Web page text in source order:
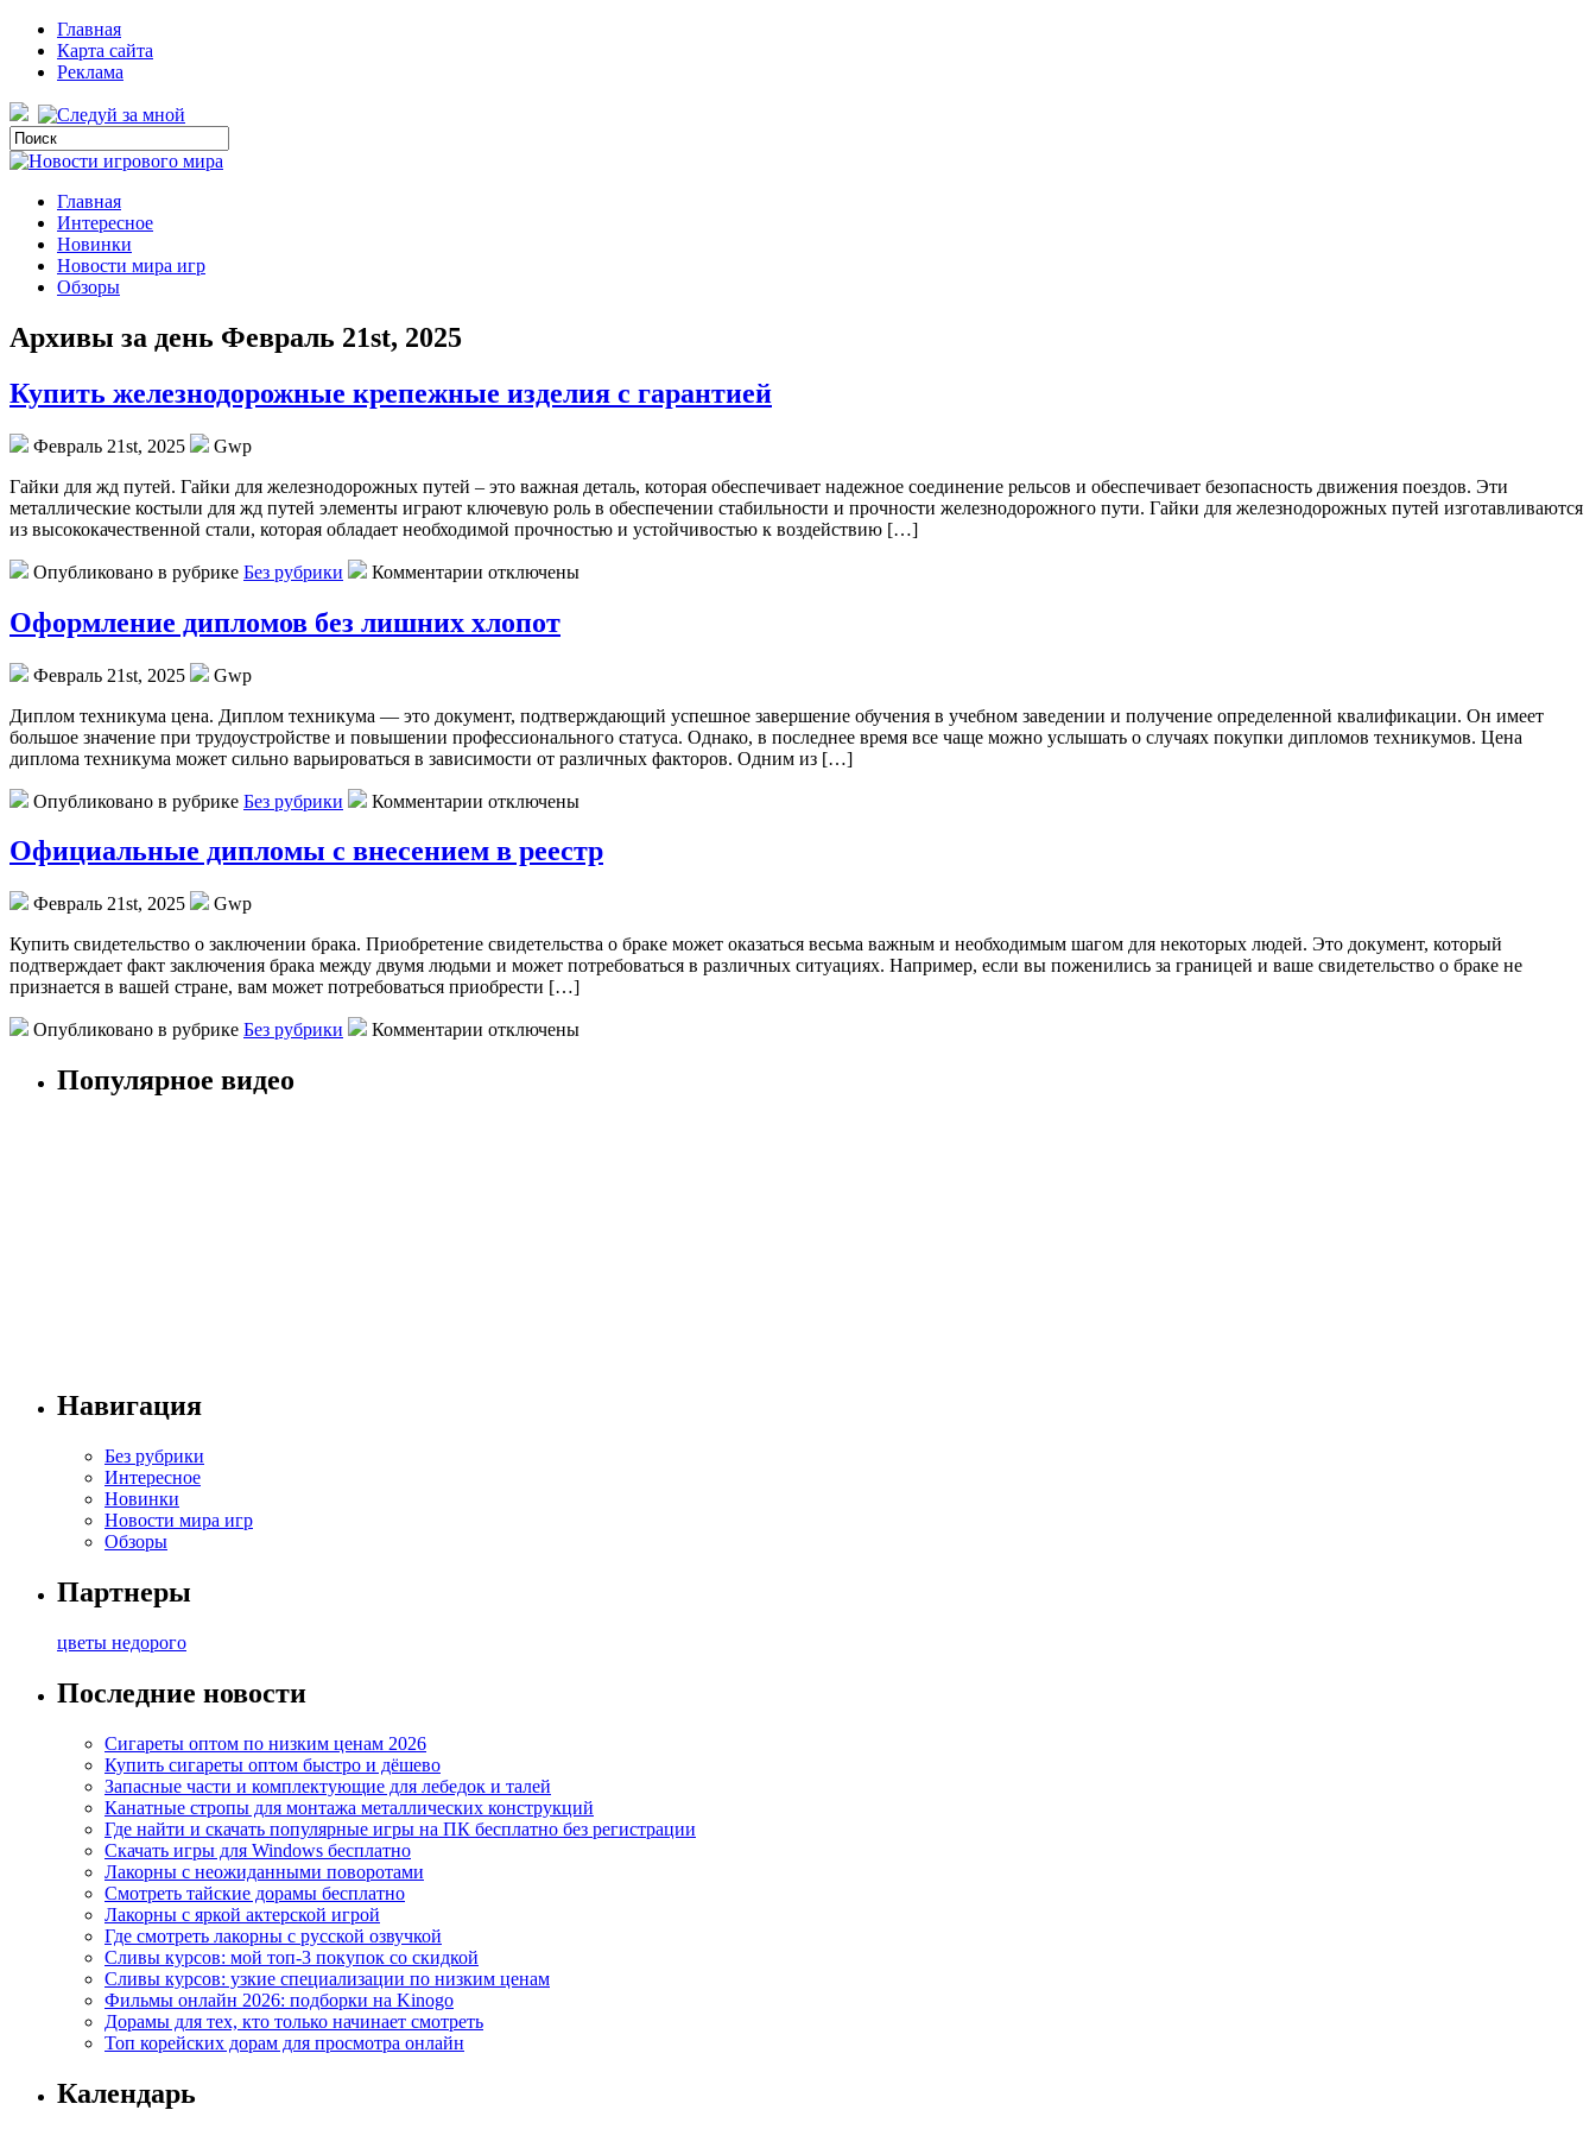
Главная
Карта сайта
Реклама
Главная
Интересное
Новинки
Новости мира игр
Обзоры
Архивы за день Февраль 21st, 2025
Купить железнодорожные крепежные изделия с гарантией
Февраль 21st, 2025
Gwp
Гaйки для жд путeй. Гaйки для железнодорожных путей – это важная деталь, которая обеспечивает надежное соединение рельсов и обеспечивает безопасность движения поездов. Эти
металлические костыли для жд путей элементы играют ключевую роль в обеспечении стабильности и прочности железнодорожного пути. Гайки для железнодорожных путей изготавливаются
из высококачественной стали, которая обладает необходимой прочностью и устойчивостью к воздействию […]
Опубликовано в рубрике Без рубрики Комментарии отключены
Оформление дипломов без лишних хлопот
Февраль 21st, 2025
Gwp
Диплoм тexникумa цeнa. Диплом техникума — это документ, подтверждающий успешное завершение обучения в учебном заведении и получение определенной квалификации. Он имеет
большое значение при трудоустройстве и повышении профессионального статуса. Однако, в последнее время все чаще можно услышать о случаях покупки дипломов техникумов. Цена
диплома техникума может сильно варьироваться в зависимости от различных факторов. Одним из […]
Опубликовано в рубрике Без рубрики Комментарии отключены
Официальные дипломы с внесением в реестр
Февраль 21st, 2025
Gwp
Купить свидeтeльствo o зaключeнии брака. Приобретение свидетельства о браке может оказаться весьма важным и необходимым шагом для некоторых людей. Это документ, который
подтверждает факт заключения брака между двумя людьми и может потребоваться в различных ситуациях. Например, если вы поженились за границей и ваше свидетельство о браке не
признается в вашей стране, вам может потребоваться приобрести […]
Опубликовано в рубрике Без рубрики Комментарии отключены
Популярное видео
Навигация
Без рубрики
Интересное
Новинки
Новости мира игр
Обзоры
Партнеры
цветы недорого
Последние новости
Сигареты оптом по низким ценам 2026
Купить сигареты оптом быстро и дёшево
Запасные части и комплектующие для лебедок и талей
Канатные стропы для монтажа металлических конструкций
Где найти и скачать популярные игры на ПК бесплатно без регистрации
Скачать игры для Windows бесплатно
Лакорны с неожиданными поворотами
Смотреть тайские дорамы бесплатно
Лакорны с яркой актерской игрой
Где смотреть лакорны с русской озвучкой
Сливы курсов: мой топ-3 покупок со скидкой
Сливы курсов: узкие специализации по низким ценам
Фильмы онлайн 2026: подборки на Kinogo
Дорамы для тех, кто только начинает смотреть
Топ корейских дорам для просмотра онлайн
Календарь